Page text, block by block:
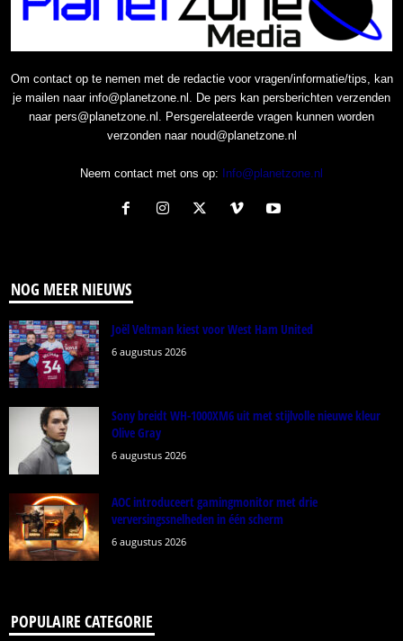
Om contact op te nemen met de redactie voor vragen/informatie/tips, kan
je mailen naar info@planetzone.nl. De pers kan persberichten verzenden
naar pers@planetzone.nl. Persgerelateerde vragen kunnen worden
verzonden naar noud@planetzone.nl
Neem contact met ons op: Info@planetzone.nl
NOG MEER NIEUWS
Joël Veltman kiest voor West Ham United
6 augustus 2026
Sony breidt WH-1000XM6 uit met stijlvolle nieuwe kleur
Olive Gray
6 augustus 2026
AOC introduceert gamingmonitor met drie
verversingssnelheden in één scherm
6 augustus 2026
POPULAIRE CATEGORIE